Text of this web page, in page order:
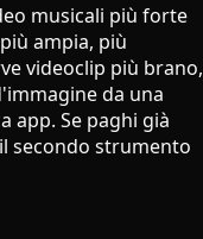
musicali più forte
ampia, più
videoclip più brano,
da una
app. Se paghi già
secondo strumento